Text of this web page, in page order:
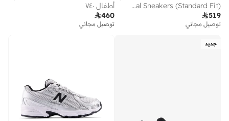
Kids 740 Bungee Lace casual Sneakers (Standard Fit)
519
توصيل مجاني
أطفال ٧٤٠
460
توصيل مجاني
جديد